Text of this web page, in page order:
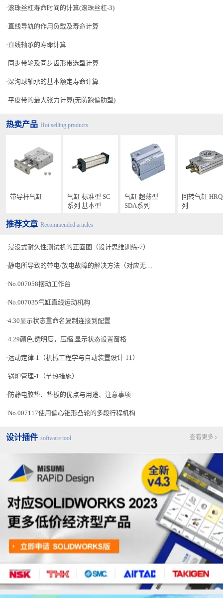
滚珠丝杠寿命时间的计算(滚珠丝杠-3)
直线导轨的作用负载及寿命计算
直线轴承的寿命计算
同步带轮及同步齿形带选型计算
深沟球轴承的基本额定寿命计算
平皮带的最大张力计算(无防跑偏肋型)
热卖产品 Hot selling products
带导杆气缸
气缸 标准型 SC
系列 基本型
气缸 超薄型
SDA系列
回转气缸
列
推荐文章 Recommended articles
浸没式耐久性测试机的正面图（设计思维训练-7）
静电所导致的带电/放电故障的解决方法（对应无尘室的LCA-13）
No.007058摆动工作台
No.007035气缸直线运动机构
4.30显示状态重命名复制连接到配置
4.29颜色,透明度，压缩,显示状态设置窗格
运动定律-1（机械工程学与自动装置设计-11）
锅炉管理-1（节热措施）
防静电胶垫、垫板的优点与用途、注意事项
No.007117使用偏心锥形凸轮的多段行程机构
设计插件 software tool 查看更多